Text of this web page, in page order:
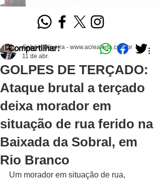
GOLPES DE TERÇADO:
Ataque brutal a terçado
deixa morador em
situação de rua ferido na
Baixada da Sobral, em
Rio Branco
Gabriel Oliveira - www.acrealerta.com.br
11 de abr.
Um morador em situação de rua,
Compartilhar: